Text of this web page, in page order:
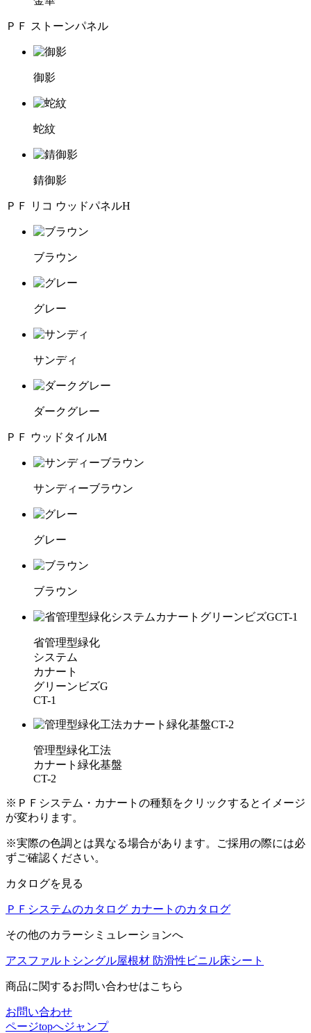
ＰＦ ストーンパネル
御影
蛇紋
錆御影
ＰＦ リコ ウッドパネルH
ブラウン
グレー
サンディ
ダークグレー
ＰＦ ウッドタイルM
サンディーブラウン
グレー
ブラウン
省管理型緑化
システム
カナート
グリーンビズG
CT-1
管理型緑化工法
カナート緑化基盤
CT-2
※ＰＦシステム・カナートの種類をクリックするとイメージ
が変わります。
※実際の色調とは異なる場合があります。ご採用の際には必
ずご確認ください。
カタログを見る
ＰＦシステムのカタログ カナートのカタログ
その他のカラーシミュレーションへ
アスファルトシングル屋根材 防滑性ビニル床シート
商品に関するお問い合わせはこちら
お問い合わせ
ページtopへジャンプ